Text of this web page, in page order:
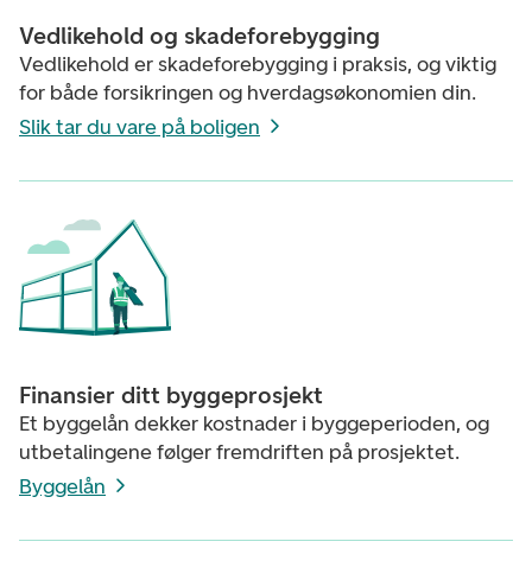
Vedlikehold og skadeforebygging
Vedlikehold er skadeforebygging i praksis, og viktig
for både forsikringen og hverdagsøkonomien din.
Slik tar du vare på boligen
Finansier ditt byggeprosjekt
Et byggelån dekker kostnader i byggeperioden, og
utbetalingene følger fremdriften på prosjektet.
Byggelån